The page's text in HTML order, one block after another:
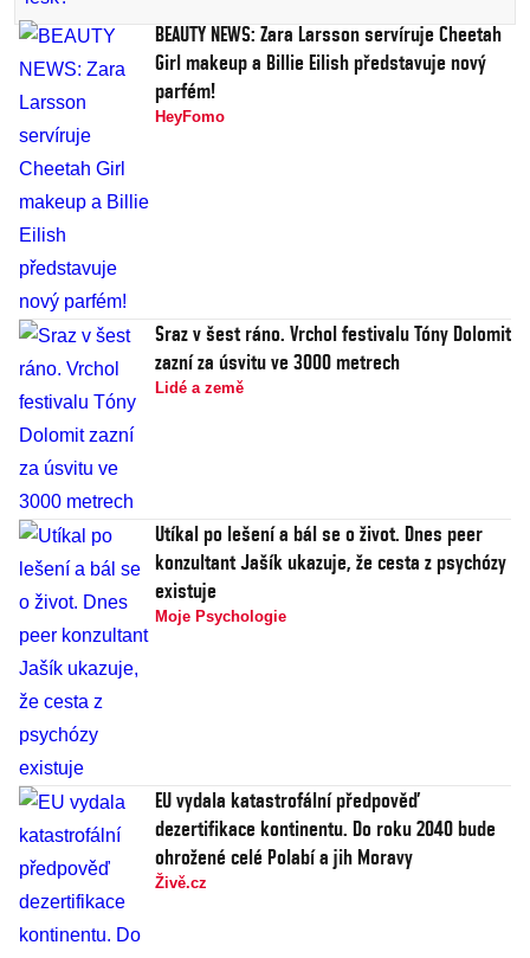
BEAUTY NEWS: Zara Larsson servíruje Cheetah
Girl makeup a Billie Eilish představuje nový
parfém!
HeyFomo
Sraz v šest ráno. Vrchol festivalu Tóny Dolomit
zazní za úsvitu ve 3000 metrech
Lidé a země
Utíkal po lešení a bál se o život. Dnes peer
konzultant Jašík ukazuje, že cesta z psychózy
existuje
Moje Psychologie
EU vydala katastrofální předpověď
dezertifikace kontinentu. Do roku 2040 bude
ohrožené celé Polabí a jih Moravy
Živě.cz